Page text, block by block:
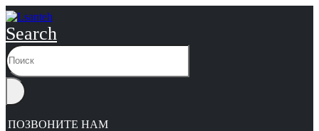
Search
ПОЗВОНИТЕ НАМ